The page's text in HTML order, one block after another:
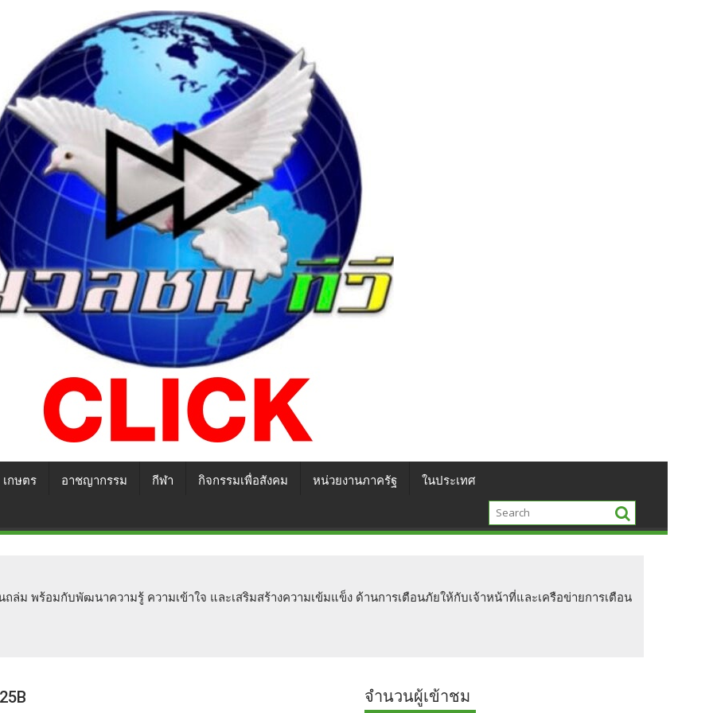
เกษตร อาชญากรรม กีฬา กิจกรรมเพื่อสังคม หน่วยงานภาครัฐ ในประเทศ
ม พร้อมกับพัฒนาความรู้ ความเข้าใจ และเสริมสร้างความเข้มแข็ง ด้านการเตือนภัยให้กับเจ้าหน้าที่และเครือข่ายการเตือน
จำนวนผู้เข้าชม